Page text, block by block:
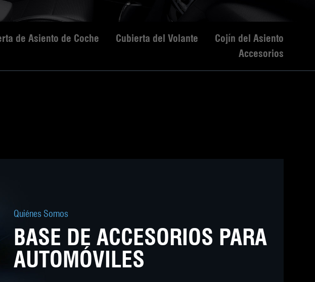
de Asiento de Coche Cubierta del Volante
Cojín del Asiento
Accesorios
Quiénes Somos
BASE DE ACCESORIOS PARA
AUTOMÓVILES